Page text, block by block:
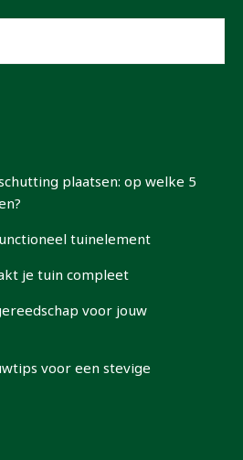
plaatsen: op welke 5
tuinelement
je tuin compleet
voor jouw
voor een stevige